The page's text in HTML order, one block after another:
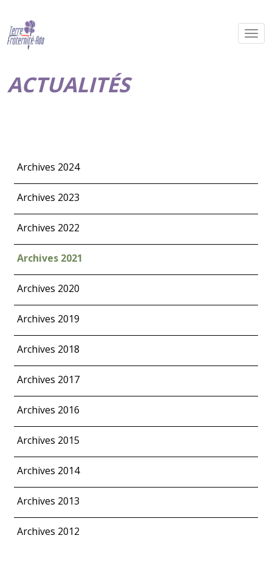
ACTUALITÉS
Archives 2024
Archives 2023
Archives 2022
Archives 2021
Archives 2020
Archives 2019
Archives 2018
Archives 2017
Archives 2016
Archives 2015
Archives 2014
Archives 2013
Archives 2012